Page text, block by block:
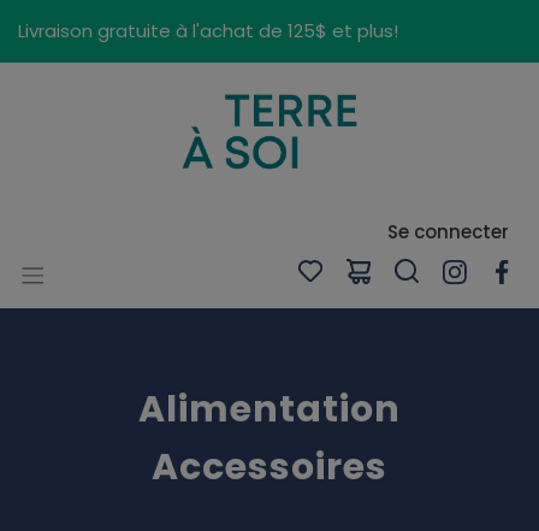
Livraison gratuite à l'achat de 125$ et plus!
Se connecter
Alimentation
Accessoires